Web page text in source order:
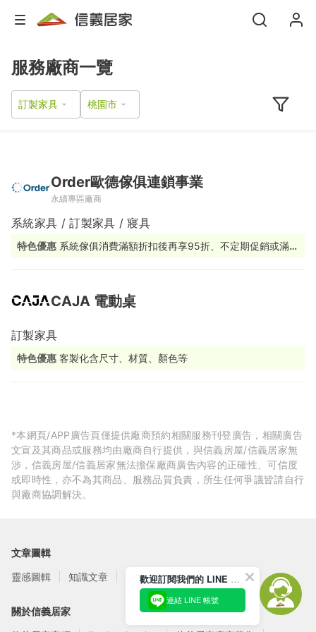
服務廠商一覽
訂製家具
Order歐德傢俱連鎖事業
永續專區廠商
系統家具 / 訂製家具 / 寢具
特色優惠 系統傢俱消費滿額折扣後再享95折、不定期促銷或滿額
CAJA 電動桌
訂製家具
特色優惠 客製化含尺寸、材質、顏色等
*本網頁/APP廣告頁僅提供廠商預約相關服務刊登廣告，相關廣告
文宣及其商品或服務均由廠商自行提供，與信義房屋/信義居家無
涉，信義房屋/信義居家無法擔保廠商廣告內容的正確性、可信度
或即時性，亦不為其商品、服務品質負責，所生任何爭議皆請自行
與廠商協調解決。
文章圖輯
靈感圖輯
知識文章 訂閱電子報
關於信義居家
歡迎訂閱我們的 LINE 官方帳號
連結 LINE 帳號